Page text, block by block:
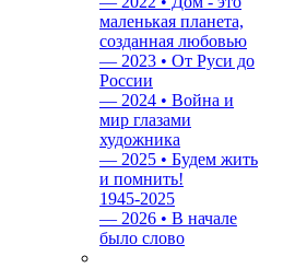
маленькая планета,
созданная любовью
— 2023 • От Руси до
России
— 2024 • Война и
мир глазами
художника
— 2025 • Будем жить
и помнить!
1945-2025
— 2026 • В начале
было слово